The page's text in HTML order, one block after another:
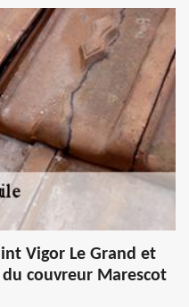
Vigor Le Grand et
du couvreur Marescot